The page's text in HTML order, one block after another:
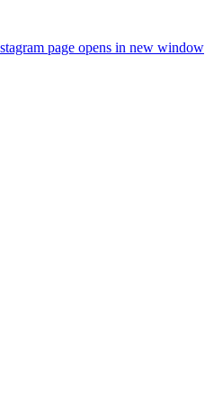
page opens in new window